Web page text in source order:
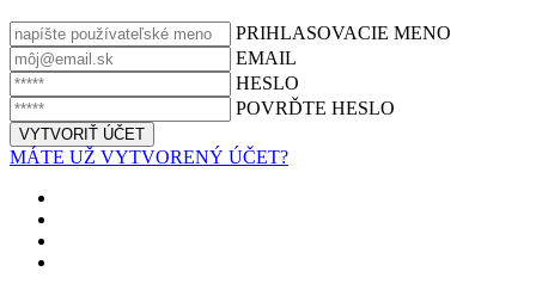
PRIHLASOVACIE MENO
EMAIL
HESLO
POVRĎTE HESLO
MÁTE UŽ VYTVORENÝ ÚČET?